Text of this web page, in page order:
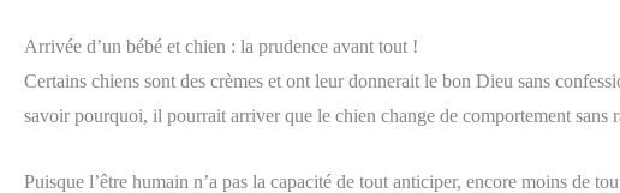
Arrivée d’un bébé et chien : la prudence avant tout !
Certains chiens sont des crèmes et ont leur donnerait le bon Dieu sans
savoir pourquoi, il pourrait arriver que le chien change de comportement sans
Puisque l’être humain n’a pas la capacité de tout anticiper, encore moins de